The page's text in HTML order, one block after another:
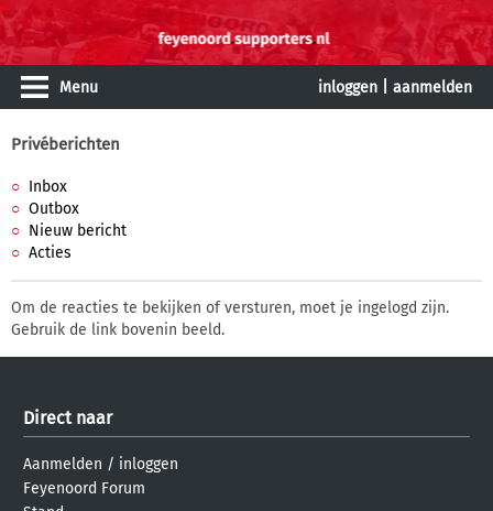
Menu inloggen aanmelden
Privéberichten
Inbox
Outbox
Nieuw bericht
Acties
Om de reacties te bekijken of versturen, moet je ingelogd zijn.
Gebruik de link bovenin beeld.
Direct naar
Aanmelden / inloggen
Feyenoord Forum